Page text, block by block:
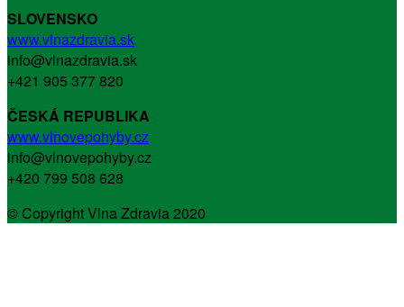
SLOVENSKO
www.vlnazdravia.sk
info@vlnazdravia.sk
+421 905 377 820
ČESKÁ REPUBLIKA
www.vlnovepohyby.cz
info@vlnovepohyby.cz
+420 799 508 628
© Copyright Vlna Zdravia 2020